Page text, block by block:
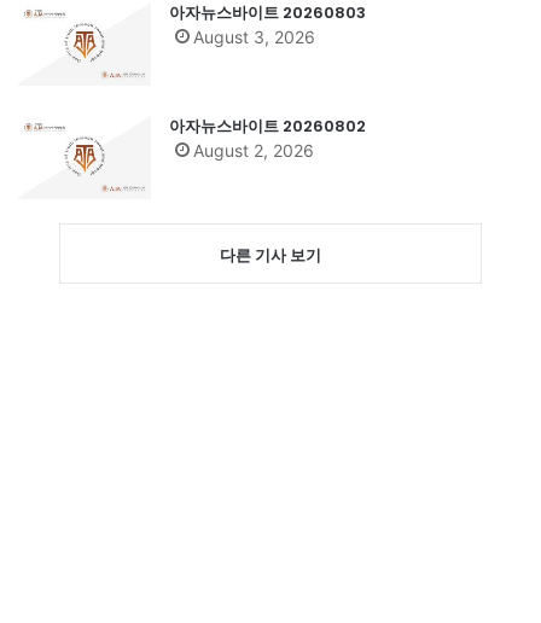
아자뉴스바이트 20260803
August 3, 2026
아자뉴스바이트 20260802
August 2, 2026
다른 기사 보기